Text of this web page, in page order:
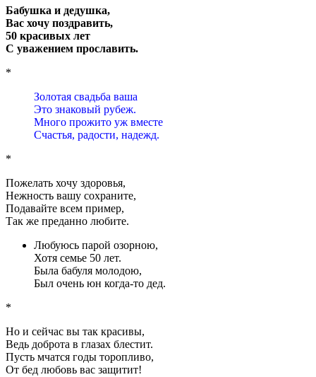
Бабушка и дедушка,
Вас хочу поздравить,
50 красивых лет
С уважением прославить.
*
Золотая свадьба ваша
Это знаковый рубеж.
Много прожито уж вместе
Счастья, радости, надежд.
*
Пожелать хочу здоровья,
Нежность вашу сохраните,
Подавайте всем пример,
Так же преданно любите.
Любуюсь парой озорною,
Хотя семье 50 лет.
Была бабуля молодою,
Был очень юн когда-то дед.
*
Но и сейчас вы так красивы,
Ведь доброта в глазах блестит.
Пусть мчатся годы торопливо,
От бед любовь вас защитит!